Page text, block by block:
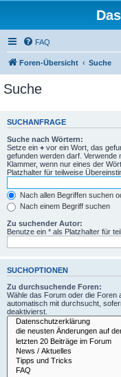
FAQ
Foren-Übersicht Suche
Suche
SUCHANFRAGE
Suche nach Wörtern:
Setze ein + vor ein Wort, das
gefunden werden darf.
Klammer, wenn nur eines der
Platzhalter für teilweise
Nach allen Begriffen suchen
Nach einem Begriff suchen
Zu suchender Autor:
Benutze ein * als Platzhalter für
SUCHOPTIONEN
Zu durchsuchende Foren:
Wähle das Forum oder die Foren
automatisch mit durchsucht,
deaktivierst.